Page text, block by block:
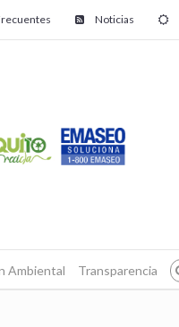
Noticias
Ambiental Transparencia